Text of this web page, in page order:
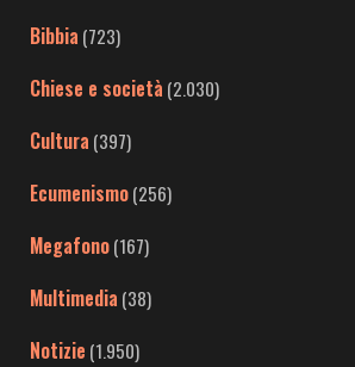
Bibbia (723)
Chiese e società (2.030)
Cultura (397)
Ecumenismo(256)
Megafono(167)
Multimedia (38)
Notizie (1.950)